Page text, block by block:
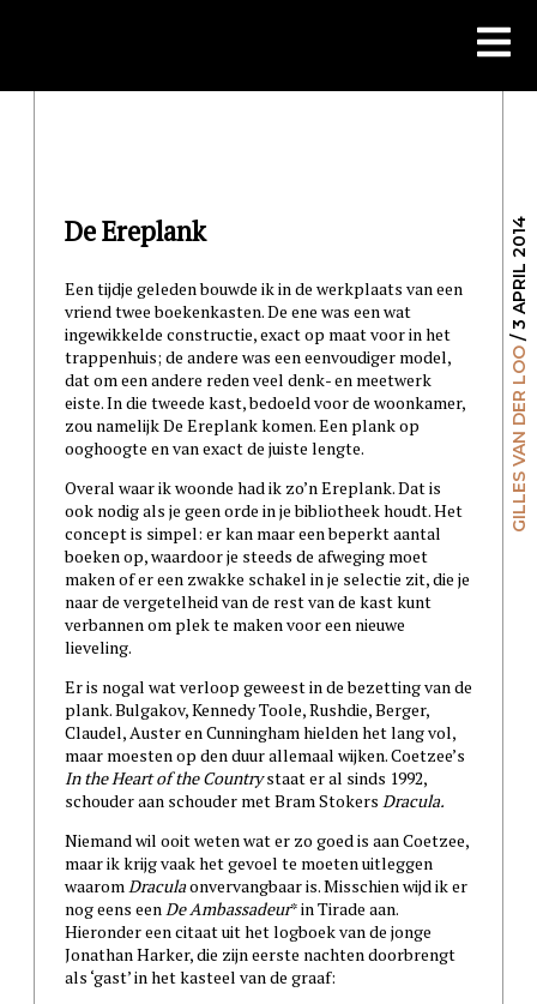
GILLES VAN DER LOO
/ 3 APRIL 2014
De Ereplank
Een tijdje geleden bouwde ik in de werkplaats van een
vriend twee boekenkasten. De ene was een wat
ingewikkelde constructie, exact op maat voor in het
trappenhuis; de andere was een eenvoudiger model,
dat om een andere reden veel denk- en meetwerk
eiste. In die tweede kast, bedoeld voor de woonkamer,
zou namelijk De Ereplank komen. Een plank op
ooghoogte en van exact de juiste lengte.
Overal waar ik woonde had ik zo’n Ereplank. Dat is
ook nodig als je geen orde in je bibliotheek houdt. Het
concept is simpel: er kan maar een beperkt aantal
boeken op, waardoor je steeds de afweging moet
maken of er een zwakke schakel in je selectie zit, die je
naar de vergetelheid van de rest van de kast kunt
verbannen om plek te maken voor een nieuwe
lieveling.
Er is nogal wat verloop geweest in de bezetting van de
plank. Bulgakov, Kennedy Toole, Rushdie, Berger,
Claudel, Auster en Cunningham hielden het lang vol,
maar moesten op den duur allemaal wijken. Coetzee’s
In the Heart of the Countrystaat er al sinds 1992,
schouder aan schouder met Bram Stokers Dracula.
Niemand wil ooit weten wat er zo goed is aan Coetzee,
maar ik krijg vaak het gevoel te moeten uitleggen
waaromDraculaonvervangbaar is. Misschien wijd ik er
nog eens eenDe Ambassadeur* in Tirade aan.
Hieronder een citaat uit het logboek van de jonge
Jonathan Harker, die zijn eerste nachten doorbrengt
als ‘gast’ in het kasteel van de graaf: